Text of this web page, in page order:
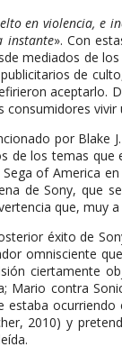
en violencia, e
instante». Con
mediados de
de
aceptarlo.
consumidores
por Blake
de los temas
of America
de Sony, que
que, muy
éxito de
omnisciente
ciertamente
Mario contra
estaba
2010) y